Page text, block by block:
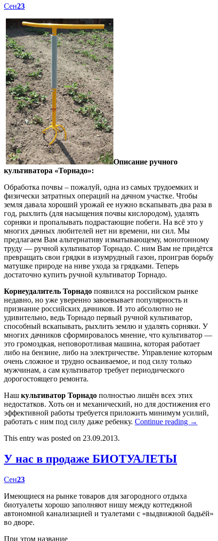
Сен23
Описание ручного
культиватора «Торнадо»:
Обработка почвы – пожалуй, одна из самых трудоемких и
физически затратных операций на дачном участке. Чтобы
земля давала хороший урожай ее нужно вскапывать два раза в
год, рыхлить (для насыщения почвы кислородом), удалять
сорняки и пропалывать подрастающие побеги. На всё это у
многих дачных любителей нет ни времени, ни сил. Мы
предлагаем Вам альтернативу изматывающему, монотонному
труду — ручной культиватор Торнадо. С ним Вам не придётся
превращать свои грядки в изумрудный газон, проиграв борьбу
матушке природе на ниве ухода за грядками. Теперь
достаточно купить ручной культиватор Торнадо.
Корнеудалитель Торнадо появился на российском рынке
недавно, но уже уверенно завоевывает популярность и
признание российских дачников. И это абсолютно не
удивительно, ведь Торнадо первый ручной культиватор,
способный вскапывать, рыхлить землю и удалять сорняки. У
многих дачников сформировалось мнение, что культиватор —
это громоздкая, неповоротливая машина, которая работает
либо на бензине, либо на электричестве. Управление которым
очень сложное и трудно осваиваемое, и под силу только
мужчинам, а сам культиватор требует периодического
дорогостоящего ремонта.
Наш культиватор Торнадо полностью лишён всех этих
недостатков. Хоть он и механический, но для достижения его
эффективной работы требуется приложить минимум усилий,
работать с ним под силу даже ребенку. Continue reading →
This entry was posted on 23.09.2013.
У нас в продаже БИОТУАЛЕТЫ
Сен23
Имеющиеся на рынке товаров для загородного отдыха
биотуалеты хорошо заполняют нишу между коттеджной
автономной канализацией и туалетами с «выдвижной бадьёй»
во дворе.
При этом название